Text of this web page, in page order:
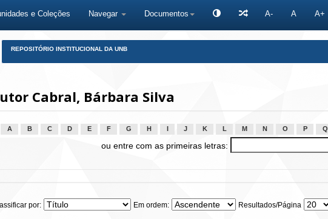
e Coleções Navegar Documentos A- A A+
REPOSITÓRIO INSTITUCIONAL DA UNB
Cabral, Bárbara Silva
A B C D E F G H J K L M N O P Q
ou entre com as primeiras letras:
por: Em ordem: Resultados/Página